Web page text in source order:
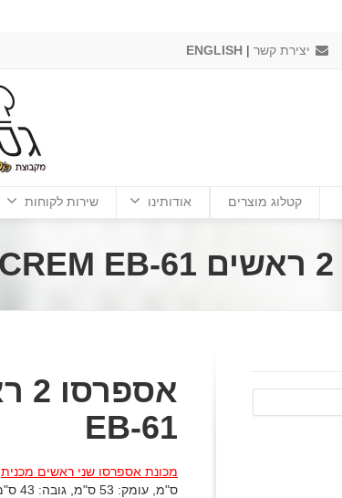
יצירת קשר |
ENGLISH
קטלוג מוצרים אודותינו שירות לקוחות
EB-61
מכונת אספרסו שני ראשים מכנית